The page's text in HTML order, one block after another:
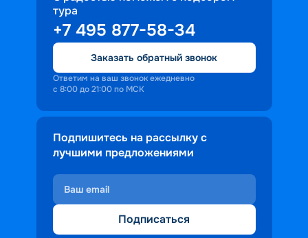
доброжелательность и заинтересованность
персонала корабля в каждом госте.
Ступая на борт теплохода, пассажиры
попадают в совершенно иную атмосферу,
где властвует тяга к приключениям и
открытиям.
тура
+7 495 877-58-34
Заказать обратный звонок
Ответим на ваш звонок ежедневно
с 8:00 до 21:00 по МСК
Подпишитесь на рассылку с
лучшими предложениями
Подписаться